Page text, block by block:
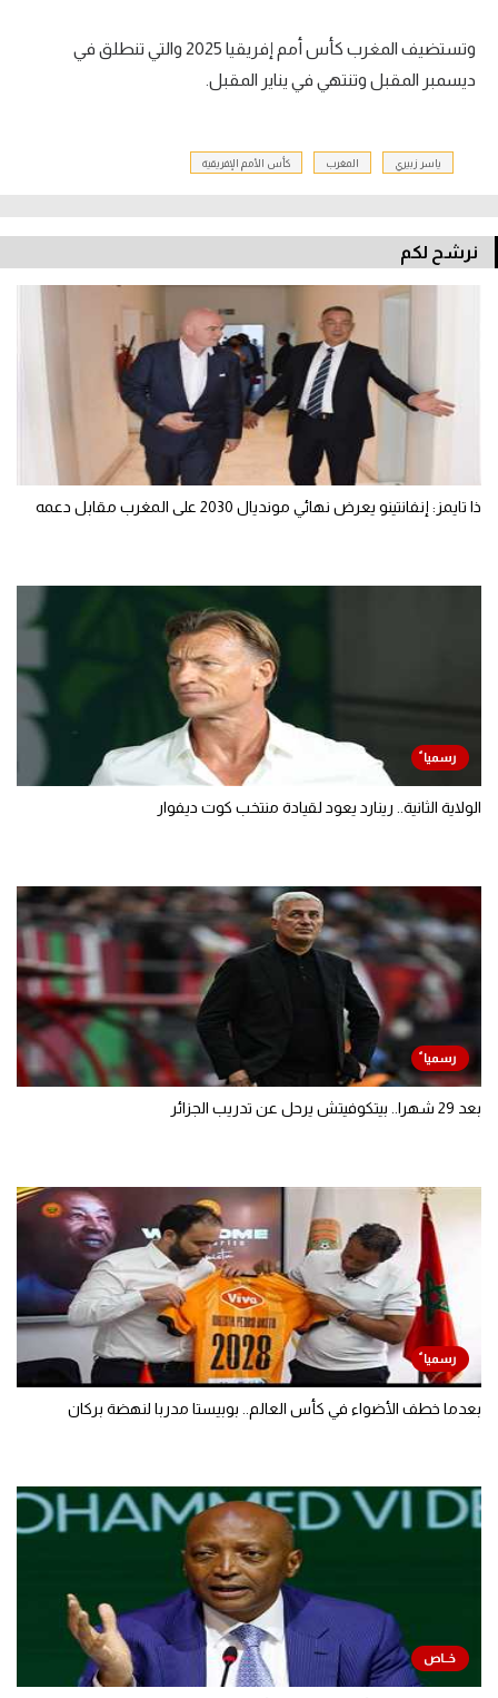
وتستضيف المغرب كأس أمم إفريقيا 2025 والتي تنطلق في
ديسمبر المقبل وتنتهي في يناير المقبل.
ياسر زبيري المغرب كأس الأمم الإفريقية
نرشح لكم
ذا تايمز: إنفانتينو يعرض نهائي مونديال 2030 على المغرب مقابل دعمه
الولاية الثانية.. رينارد يعود لقيادة منتخب كوت ديفوار
بعد 29 شهرا.. بيتكوفيتش يرحل عن تدريب الجزائر
بعدما خطف الأضواء في كأس العالم.. بوبيستا مدربا لنهضة بركان